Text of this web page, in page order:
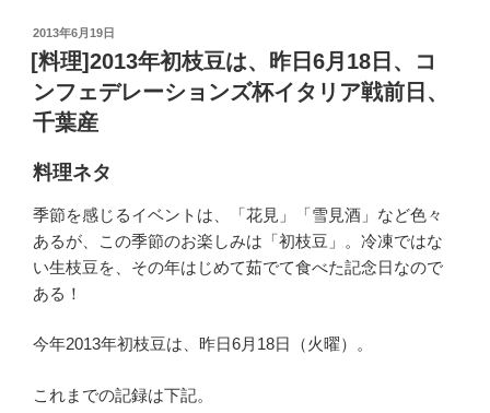
投
稿
日:
2013年6月19日
[料理]2013年初枝豆は、昨日6月18日、コ
ンフェデレーションズ杯イタリア戦前日、
千葉産
料理ネタ
季節を感じるイベントは、「花見」「雪見酒」など色々
あるが、この季節のお楽しみは「初枝豆」。冷凍ではな
い生枝豆を、その年はじめて茹でて食べた記念日なので
ある！
今年2013年初枝豆は、昨日6月18日（火曜）。
これまでの記録は下記。